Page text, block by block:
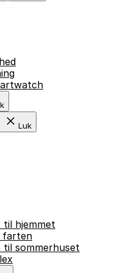
Luk
hjemmet
farten
sommerhuset